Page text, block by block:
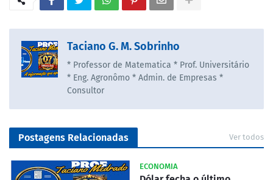
Taciano G. M. Sobrinho
* Professor de Matematica * Prof. Universitário
* Eng. Agronômo * Admin. de Empresas *
Consultor
Postagens Relacionadas Ver todos
ECONOMIA